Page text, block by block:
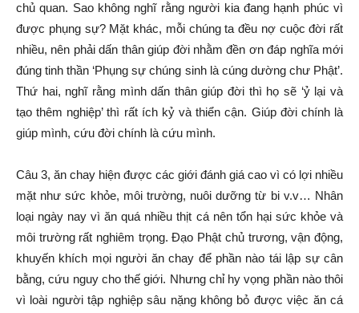
chủ quan. Sao không nghĩ rằng người kia đang hạnh phúc vì
được phụng sự? Mặt khác, mỗi chúng ta đều nợ cuộc đời rất
nhiều, nên phải dấn thân giúp đời nhằm đền ơn đáp nghĩa mới
đúng tinh thần ‘Phụng sự chúng sinh là cúng dường chư Phật’.
Thứ hai, nghĩ rằng mình dấn thân giúp đời thì họ sẽ ‘ỷ lại và
tạo thêm nghiệp’ thì rất ích kỷ và thiển cận. Giúp đời chính là
giúp mình, cứu đời chính là cứu mình.
Câu 3, ăn chay hiện được các giới đánh giá cao vì có lợi nhiều
mặt như sức khỏe, môi trường, nuôi dưỡng từ bi v.v… Nhân
loại ngày nay vì ăn quá nhiều thịt cá nên tổn hại sức khỏe và
môi trường rất nghiêm trọng. Đạo Phật chủ trương, vận động,
khuyến khích mọi người ăn chay để phần nào tái lập sự cân
bằng, cứu nguy cho thế giới. Nhưng chỉ hy vọng phần nào thôi
vì loài người tập nghiệp sâu nặng không bỏ được việc ăn cá